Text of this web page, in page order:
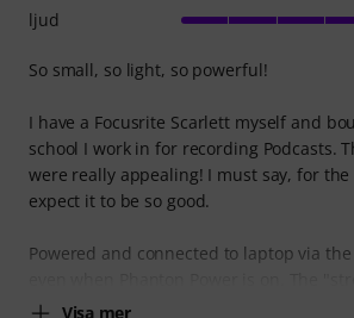
So small, so light, so powerful!
I have a Focusrite Scarlett myself and
school I work in for recording Podcasts.
were really appealing! I must say, for
expect it to be so good.
Powered and connected to laptop via the
Visa mer
ljud